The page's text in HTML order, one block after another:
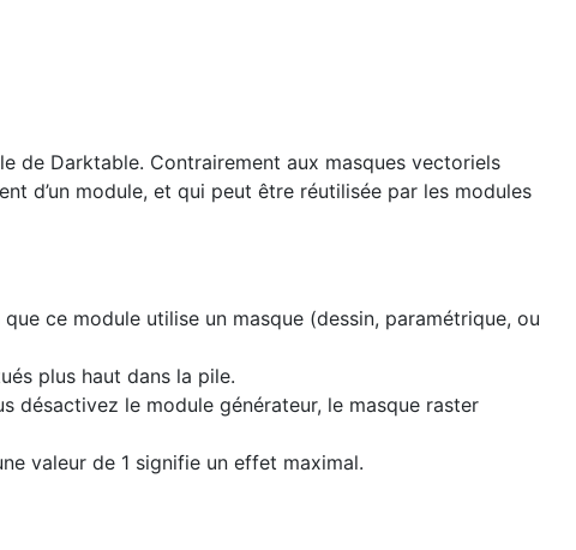
de Darktable. Contrairement aux masques vectoriels
d’un module, et qui peut être réutilisée par les modules
ce module utilise un masque (dessin, paramétrique, ou
plus haut dans la pile.
désactivez le module générateur, le masque raster
valeur de 1 signifie un effet maximal.